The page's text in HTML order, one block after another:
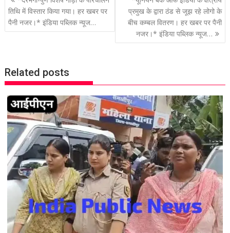
o
s
a
v
i
g
a
t
i
o
n
तिथि में विस्तार किया गया। हर खबर पर
पैनी नजर।* इंडिया पब्लिक न्यूज…
प्रमुख के द्वारा ठंड से जूझ रहे लोगो के
बीच कम्बल वितरण। हर खबर पर पैनी
नजर।* इंडिया पब्लिक न्यूज…
Related posts